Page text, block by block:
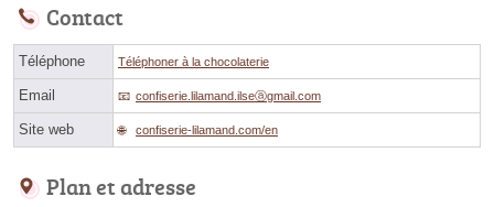
Contact
Téléphone Téléphoner à la chocolaterie
Email confiserie.lilamand.ilseⓐgmail.com
Site web confiserie-lilamand.com/en
Plan et adresse